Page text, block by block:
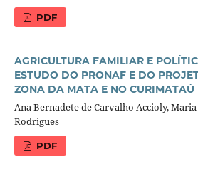
PDF
AGRICULTURA FAMILIAR E
ESTUDO DO PRONAF E DO
ZONA DA MATA E NO
Ana Bernadete de Carvalho Accioly,
Rodrigues
PDF